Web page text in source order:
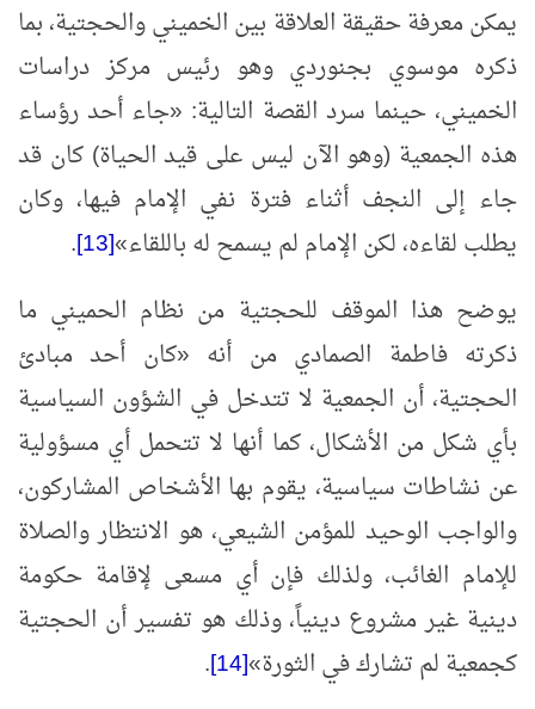
يمكن معرفة حقيقة العلاقة بين الخميني والحجتية، بما
ذكره موسوي بجنوردي وهو رئيس مركز دراسات
الخميني، حينما سرد القصة التالية: «جاء أحد رؤساء
هذه الجمعية (وهو الآن ليس على قيد الحياة) كان قد
جاء إلى النجف أثناء فترة نفي الإمام فيها، وكان
يطلب لقاءه، لكن الإمام لم يسمح له باللقاء»
[13]
.
يوضح هذا الموقف للحجتية من نظام الحميني ما
ذكرته فاطمة الصمادي من أنه «كان أحد مبادئ
الحجتية، أن الجمعية لا تتدخل في الشؤون السياسية
بأي شكل من الأشكال، كما أنها لا تتحمل أي مسؤولية
عن نشاطات سياسية، يقوم بها الأشخاص المشاركون،
والواجب الوحيد للمؤمن الشيعي، هو الانتظار والصلاة
للإمام الغائب، ولذلك فإن أي مسعى لإقامة حكومة
دينية غير مشروع دينياً، وذلك هو تفسير أن الحجتية
كجمعية لم تشارك في الثورة»
[14]
.